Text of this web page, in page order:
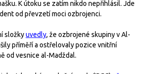
K útoku se zatím nikdo nepřihlásil. Jde
od převzetí moci ozbrojenci.
složkyuvedly, že ozbrojené skupiny v Al-
příměří a ostřelovaly pozice vnitřní
od vesnice al-Madždal.